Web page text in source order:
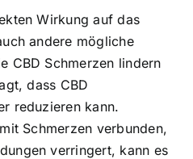
Wirkung auf das
andere mögliche
CBD Schmerzen lindern
dass CBD
reduzieren kann.
Schmerzen verbunden,
verringert, kann es